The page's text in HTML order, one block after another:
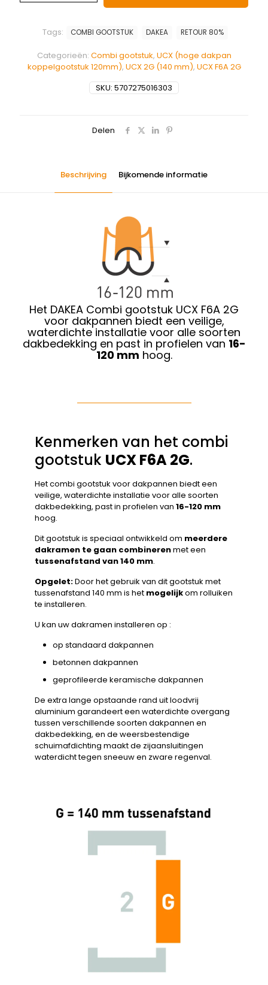
SKU: 5707275016303
Categorieën: Combi gootstuk, UCX (hoge dakpan
koppelgootstuk 120mm), UCX 2G (140 mm), UCX F6A 2G
Tags: COMBI GOOTSTUK DAKEA RETOUR 80%
Delen
Beschrijving Bijkomende informatie
Het DAKEA Combi gootstuk UCX F6A 2G
voor dakpannen biedt een veilige,
waterdichte installatie voor alle soorten
dakbedekking en past in profielen van 16-
120 mm hoog.
Kenmerken van het combi
gootstuk UCX F6A 2G.
Het combi gootstuk voor dakpannen biedt een
veilige, waterdichte installatie voor alle soorten
dakbedekking, past in profielen van 16-120 mm
hoog.
Dit gootstuk is speciaal ontwikkeld om meerdere
dakramen te gaan combinerenmet een
tussenafstand van 140 mm.
Opgelet:Door het gebruik van dit gootstuk met
tussenafstand 140 mm is het mogelijkom rolluiken
te installeren.
U kan uw dakramen installeren op :
op standaard dakpannen
betonnen dakpannen
geprofileerde keramische dakpannen
De extra lange opstaande rand uit loodvrij
aluminium garandeert een waterdichte overgang
tussen verschillende soorten dakpannen en
dakbedekking, en de weersbestendige
schuimafdichting maakt de zijaansluitingen
waterdicht tegen sneeuw en zware regenval.